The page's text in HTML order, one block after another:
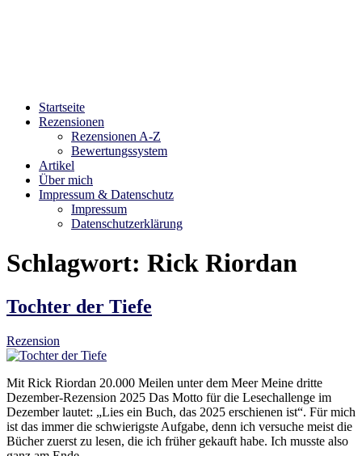
Startseite
Rezensionen
Rezensionen A-Z
Bewertungssystem
Artikel
Über mich
Impressum & Datenschutz
Impressum
Datenschutzerklärung
Schlagwort: Rick Riordan
Tochter der Tiefe
Rezension
Mit Rick Riordan 20.000 Meilen unter dem Meer Meine dritte
Dezember-Rezension 2025 Das Motto für die Lesechallenge im
Dezember lautet: „Lies ein Buch, das 2025 erschienen ist“. Für mich
ist das immer die schwierigste Aufgabe, denn ich versuche meist die
Bücher zuerst zu lesen, die ich früher gekauft habe. Ich musste also